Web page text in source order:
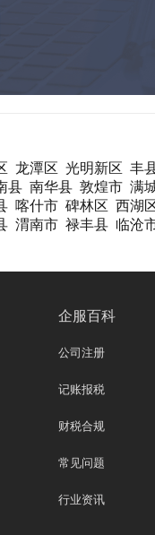
龙潭区 光明新区 丰
县 南华县 敦煌市 满
喀什市 碑林区 西湖
渭南市 禄丰县 临沧
企服百科
公司注册
记账报税
财税合规
常见问题
行业资讯